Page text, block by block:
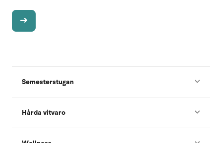
Semesterstugan
Hårda vitvaro